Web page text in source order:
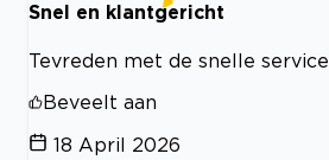
Snel en klantgericht
Tevreden met de snelle service.
Beveelt aan
18 April 2026